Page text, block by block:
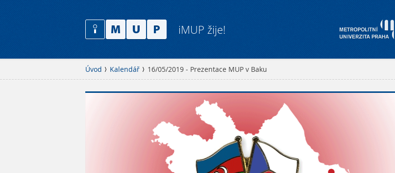
iMUP žije!
Úvod Kalendář 16/05/2019 - Prezentace MUP v Baku